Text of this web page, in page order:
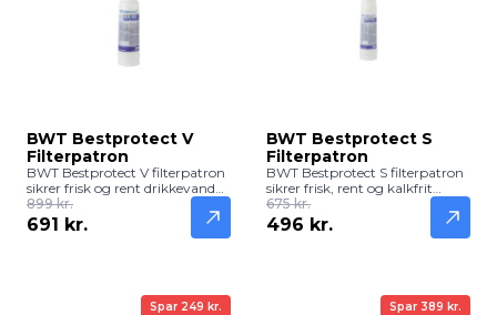
BWT Bestprotect V
Filterpatron
BWT Bestprotect V filterpatron
sikrer frisk og rent drikkevand
med høj filtreringskapacitet.
Reducerer kalk, klor og
urenheder – perfekt til
899 kr.
691 kr.
BWT Bestprotect S
Filterpatron
BWT Bestprotect S filterpatron
sikrer frisk, rent og kalkfrit
drikkevand. Effektiv filtrering
beskytter mod klor og
urenheder – ideel til mindre
675 kr.
496 kr.
Spar 249 kr. Spar 389 kr.